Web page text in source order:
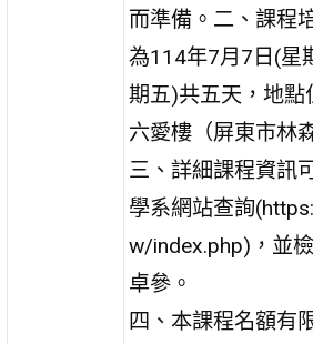
而準備。二、課程
為114年7月7日(星
期五)共五天，地點
六愛樓（屏東市林
三、詳細課程資訊
學系網站查詢
w/index.php)，並
卓參。
四、本課程名額有